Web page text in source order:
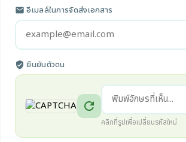
email อีเมลล์ในการจัดส่งเอกสาร
verified_user ยืนยันตัวตน
refresh
คลิกที่รูปเพื่อเปลี่ยนรหัสใหม่